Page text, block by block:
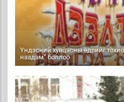
Үндэсний хувцасны өдрийг
наадам” боллоо